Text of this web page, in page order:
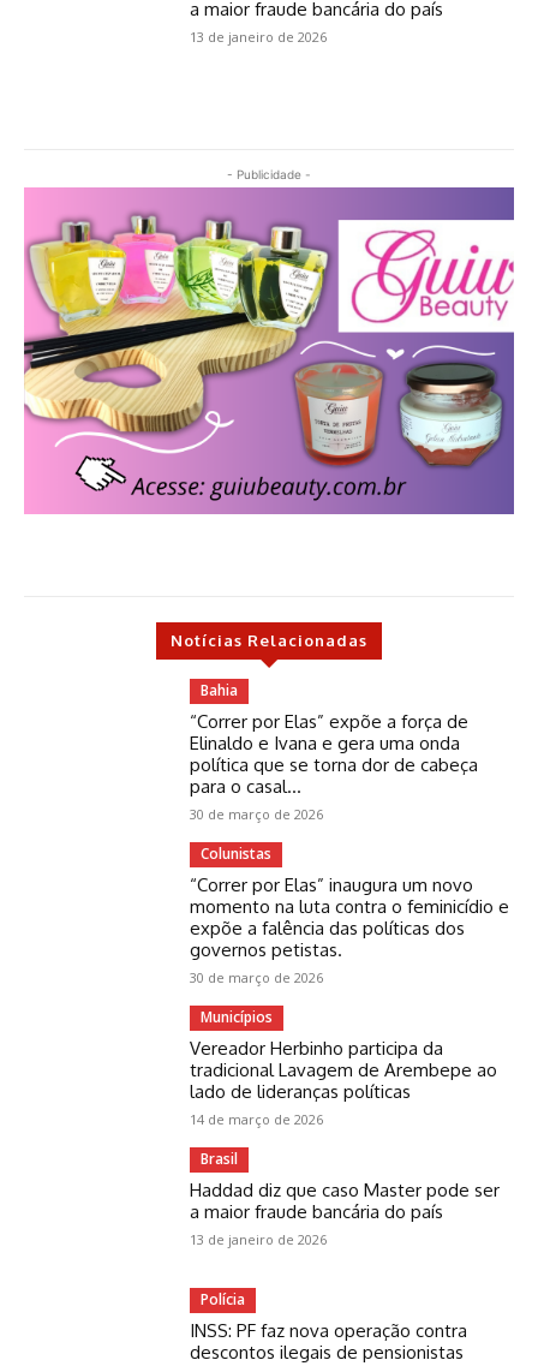
a maior fraude bancária do país
13 de janeiro de 2026
- Publicidade -
Notícias Relacionadas
Bahia
“Correr por Elas” expõe a força de
Elinaldo e Ivana e gera uma onda
política que se torna dor de cabeça
para o casal...
30 de março de 2026
Colunistas
“Correr por Elas” inaugura um novo
momento na luta contra o feminicídio e
expõe a falência das políticas dos
governos petistas.
30 de março de 2026
Municípios
Vereador Herbinho participa da
tradicional Lavagem de Arembepe ao
lado de lideranças políticas
14 de março de 2026
Brasil
Haddad diz que caso Master pode ser
a maior fraude bancária do país
13 de janeiro de 2026
Polícia
INSS: PF faz nova operação contra
descontos ilegais de pensionistas